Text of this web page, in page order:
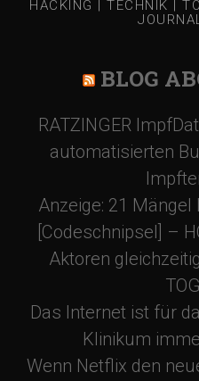
HACKING | TECHNIK |
BLOG
RATZINGER
automatisierten
Anzeige: 21 Mängel
[Codeschnipsel] –
Aktoren
Das Internet ist für
Klinikum
Wenn Netflix den